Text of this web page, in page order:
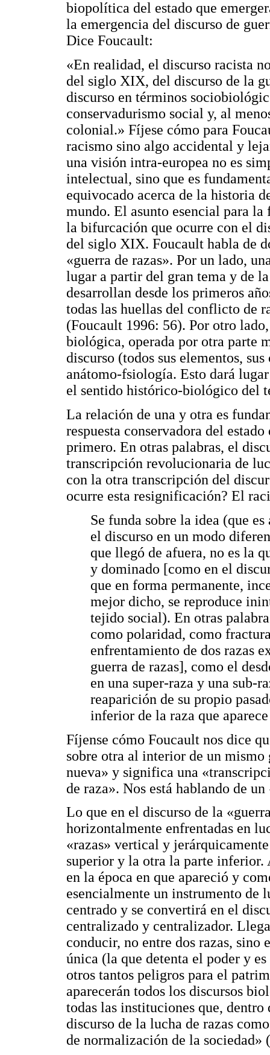
biopolítica del estado que
la emergencia del discurso de
Dice Foucault:
«En realidad, el discurso racista
del siglo XIX, del discurso de la
discurso en términos
conservadurismo social y, al
colonial.» Fíjese cómo para
racismo sino algo accidental y
una visión intra-europea no es
intelectual, sino que es
equivocado acerca de la historia
mundo. El asunto esencial para
la bifurcación que ocurre con el
del siglo XIX. Foucault habla de
«guerra de razas». Por un lado,
lugar a partir del gran tema y de
desarrollan desde los primeros
todas las huellas del conflicto de
(Foucault 1996: 56). Por otro
biológica, operada por otra parte
discurso (todos sus elementos,
anátomo-fsiología. Esto dará
el sentido histórico-biológico del
La relación de una y otra es
respuesta conservadora del
primero. En otras palabras, el
transcripción revolucionaria de
con la otra transcripción del
ocurre esta resignificación? El
Se funda sobre la idea (que
el discurso en un modo
que llegó de afuera, no es la
y dominado [como en el
que en forma permanente,
mejor dicho, se reproduce
tejido social). En otras
como polaridad, como
enfrentamiento de dos razas
guerra de razas], como el
en una super-raza y una sub-
reaparición de su propio
inferior de la raza que
Fíjense cómo Foucault nos dice
sobre otra al interior de un
nueva» y significa una
de raza». Nos está hablando de
Lo que en el discurso de la
horizontalmente enfrentadas en
«razas» vertical y
superior y la otra la parte inferior.
en la época en que apareció y
esencialmente un instrumento de
centrado y se convertirá en el
centralizado y centralizador.
conducir, no entre dos razas, sino
única (la que detenta el poder y
otros tantos peligros para el
aparecerán todos los discursos
todas las instituciones que,
discurso de la lucha de razas
de normalización de la sociedad»